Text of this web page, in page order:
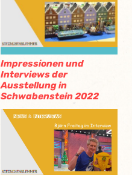
Impressionen und
Interviews der
Ausstellung in
Schwabenstein 2022